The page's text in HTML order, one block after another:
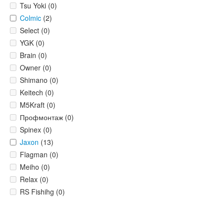
Tsu Yoki (0)
Colmic (2)
Select (0)
YGK (0)
Brain (0)
Owner (0)
Shimano (0)
Keitech (0)
M5Kraft (0)
Профмонтаж (0)
Spinex (0)
Jaxon (13)
Flagman (0)
Meiho (0)
Relax (0)
RS Fishihg (0)